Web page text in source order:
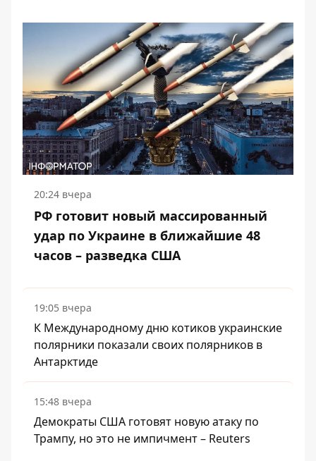
20:24 вчера
РФ готовит новый массированный
удар по Украине в ближайшие 48
часов – разведка США
19:05 вчера
К Международному дню котиков украинские
полярники показали своих полярников в
Антарктиде
15:48 вчера
Демократы США готовят новую атаку по
Трампу, но это не импичмент – Reuters